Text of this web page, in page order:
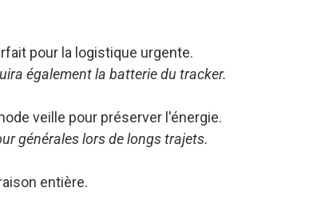
pour la logistique urgente.
également la batterie du tracker.
veille pour préserver l'énergie.
générales lors de longs trajets.
entière.